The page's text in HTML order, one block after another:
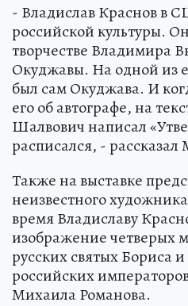
- Владислав Краснов в
российской культуры.
творчестве Владимира
Окуджавы. На одной из
был сам Окуджава. И
его об автографе, на
Шалвович написал
расписался, -
Также на выставке
неизвестного
время Владиславу
изображение четверых
русских святых Бориса
российских
Михаила Романова.